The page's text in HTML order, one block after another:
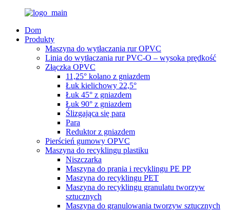
Dom
Produkty
Maszyna do wytłaczania rur OPVC
Linia do wytłaczania rur PVC-O – wysoka prędkość
Złączka OPVC
11,25° kolano z gniazdem
Łuk kielichowy 22,5°
Łuk 45° z gniazdem
Łuk 90° z gniazdem
Ślizgająca się para
Para
Reduktor z gniazdem
Pierścień gumowy OPVC
Maszyna do recyklingu plastiku
Niszczarka
Maszyna do prania i recyklingu PE PP
Maszyna do recyklingu PET
Maszyna do recyklingu granulatu tworzyw
sztucznych
Maszyna do granulowania tworzyw sztucznych